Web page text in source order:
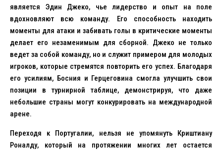
является Эдин Джеко, чье лидерство и опыт на поле
вдохновляют всю команду. Его способность находить
моменты для атаки и забивать голы в критические моменты
делает его незаменимым для сборной. Джеко не только
ведет за собой команду, но и служит примером для молодых
игроков, которые стремятся повторить его успех. Благодаря
его усилиям, Босния и Герцеговина смогла улучшить свои
позиции в турнирной таблице, демонстрируя, что даже
небольшие страны могут конкурировать на международной
арене.
Переходя к Португалии, нельзя не упомянуть Криштиану
Роналду, который на протяжении многих лет остается